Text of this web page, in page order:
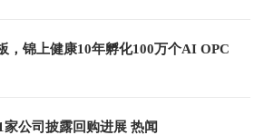
，锦上健康10年孵化100万个AI OPC
公司披露回购进展 热闻